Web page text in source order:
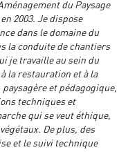
du Paysage
2003. Je dispose
dans le domaine du
la conduite de chantiers
je travaille au sein du
la restauration et à la
et pédagogique,
techniques et
qui se veut éthique,
De plus, des
et le suivi technique